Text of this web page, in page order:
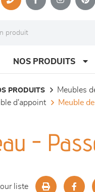
NOS PRODUITS
PRODUITS
meubles
d'appoint
meuble
-
liste